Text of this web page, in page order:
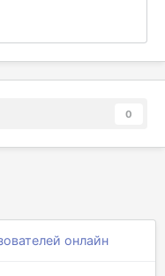
0
онлайн